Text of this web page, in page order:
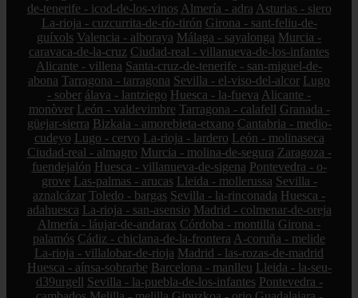
de-tenerife - icod-de-los-vinos Almería - adra Asturias - siero
La-rioja - cuzcurrita-de-río-tirón Girona - sant-feliu-de-
guíxols Valencia - alboraya Málaga - sayalonga Murcia -
caravaca-de-la-cruz Ciudad-real - villanueva-de-los-infantes
Alicante - villena Santa-cruz-de-tenerife - san-miguel-de-
abona Tarragona - tarragona Sevilla - el-viso-del-alcor Lugo
- sober álava - lantziego Huesca - la-fueva Alicante -
monòver León - valdevimbre Tarragona - calafell Granada -
güejar-sierra Bizkaia - amorebieta-etxano Cantabria - medio-
cudeyo Lugo - cervo La-rioja - lardero León - molinaseca
Ciudad-real - almagro Murcia - molina-de-segura Zaragoza -
fuendejalón Huesca - villanueva-de-sigena Pontevedra - o-
grove Las-palmas - arucas Lleida - mollerussa Sevilla -
aznalcázar Toledo - bargas Sevilla - la-rinconada Huesca -
adahuesca La-rioja - san-asensio Madrid - colmenar-de-oreja
Almería - láujar-de-andarax Córdoba - montilla Girona -
palamós Cádiz - chiclana-de-la-frontera A-coruña - melide
La-rioja - villalobar-de-rioja Madrid - las-rozas-de-madrid
Huesca - aínsa-sobrarbe Barcelona - manlleu Lleida - la-seu-
d39urgell Sevilla - la-puebla-de-los-infantes Pontevedra -